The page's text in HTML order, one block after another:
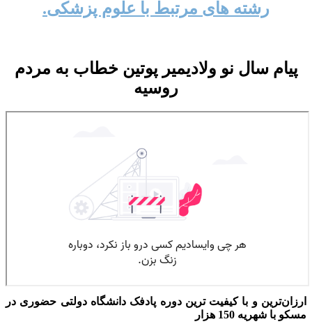
رشته های مرتبط با علوم پزشکی.
پیام سال نو ولادیمیر پوتین خطاب به مردم
روسیه
ارزان‌ترین و با کیفیت ترین دوره پادفک دانشگاه دولتی حضوری در
مسکو با شهریه 150 هزار